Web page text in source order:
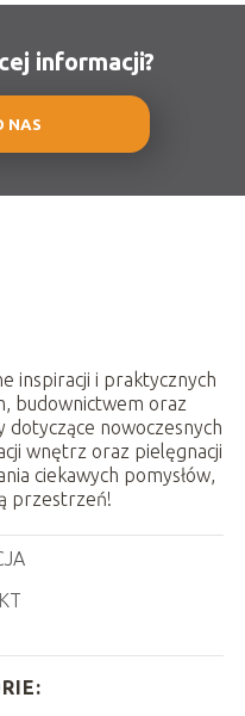
informacji?
NAS
inspiracji i praktycznych
budownictwem oraz
dotyczące nowoczesnych
wnętrz oraz pielęgnacji
ciekawych pomysłów,
przestrzeń!